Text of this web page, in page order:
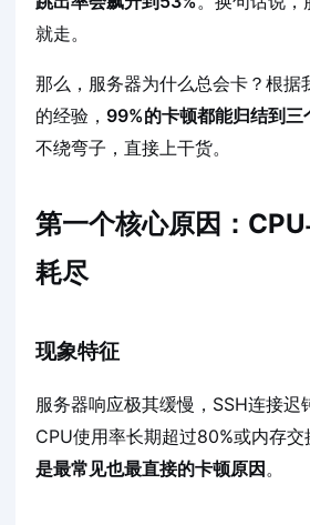
就走。
那么，服务器为什么总会卡？根据
的经验， 99%的卡顿都能归结到三
不绕弯子，直接上干货。
第一个核心原因：
耗尽
现象特征
服务器响应极其缓慢，SSH连接
CPU使用率长期超过80%或内存交
是最常见也最直接的卡顿原因 。